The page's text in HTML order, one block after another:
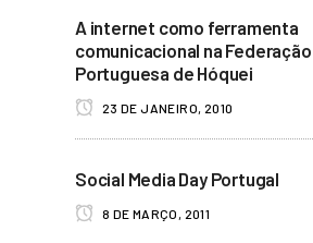
A internet como ferramenta
comunicacional na Federação
Portuguesa de Hóquei
23 DE JANEIRO, 2010
Social Media Day Portugal
8 DE MARÇO, 2011